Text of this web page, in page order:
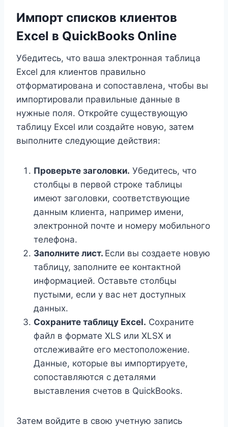
Импорт списков клиентов
Excel в QuickBooks Online
Убедитесь, что ваша электронная таблица
Excel для клиентов правильно
отформатирована и сопоставлена, чтобы вы
импортировали правильные данные в
нужные поля. Откройте существующую
таблицу Excel или создайте новую, затем
выполните следующие действия:
Проверьте заголовки. Убедитесь, что
столбцы в первой строке таблицы
имеют заголовки, соответствующие
данным клиента, например имени,
электронной почте и номеру мобильного
телефона.
Заполните лист. Если вы создаете новую
таблицу, заполните ее контактной
информацией. Оставьте столбцы
пустыми, если у вас нет доступных
данных.
Сохраните таблицу Excel. Сохраните
файл в формате XLS или XLSX и
отслеживайте его местоположение.
Данные, которые вы импортируете,
сопоставляются с деталями
выставления счетов в QuickBooks.
Затем войдите в свою учетную запись